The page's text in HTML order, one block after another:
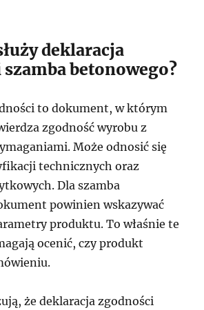
deklaracja
betonowego?
to dokument, w którym
zgodność wyrobu z
Może odnosić się
technicznych oraz
Dla szamba
powinien wskazywać
produktu. To właśnie te
ocenić, czy produkt
że deklaracja zgodności